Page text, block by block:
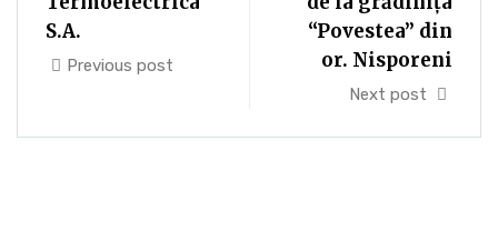
S.A.
Previous post
“Povestea” din
or. Nisporeni
Next post